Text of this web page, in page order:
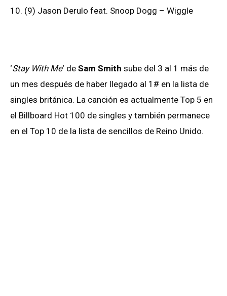
10. (9) Jason Derulo feat. Snoop Dogg – Wiggle
‘Stay With Me‘ de Sam Smith sube del 3 al 1 más de
un mes después de haber llegado al 1# en la lista de
singles británica. La canción es actualmente Top 5 en
el Billboard Hot 100 de singles y también permanece
en el Top 10 de la lista de sencillos de Reino Unido.